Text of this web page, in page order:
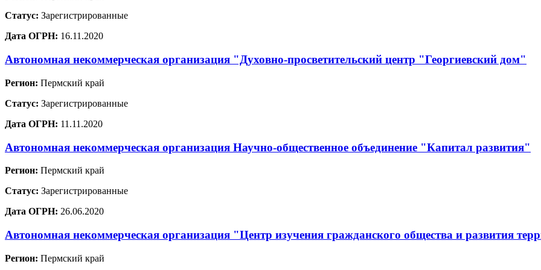
Статус: Зарегистрированные
Дата ОГРН: 16.11.2020
Автономная некоммерческая организация "Духовно-просветительский центр "Георгиевский дом"
Регион: Пермский край
Статус: Зарегистрированные
Дата ОГРН: 11.11.2020
Автономная некоммерческая организация Научно-общественное объединение "Капитал развития"
Регион: Пермский край
Статус: Зарегистрированные
Дата ОГРН: 26.06.2020
Автономная некоммерческая организация "Центр изучения гражданского общества и развития
Регион: Пермский край